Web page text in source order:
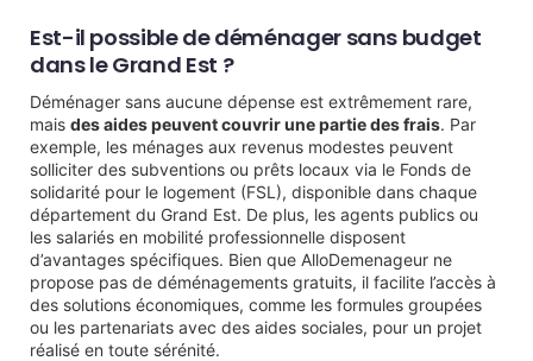
Est-il possible de déménager sans budget
dans le Grand Est ?
Déménager sans aucune dépense est extrêmement rare,
mais des aides peuvent couvrir une partie des frais. Par
exemple, les ménages aux revenus modestes peuvent
solliciter des subventions ou prêts locaux via le Fonds de
solidarité pour le logement (FSL), disponible dans chaque
département du Grand Est. De plus, les agents publics ou
les salariés en mobilité professionnelle disposent
d’avantages spécifiques. Bien que AlloDemenageur ne
propose pas de déménagements gratuits, il facilite l’accès à
des solutions économiques, comme les formules groupées
ou les partenariats avec des aides sociales, pour un projet
réalisé en toute sérénité.